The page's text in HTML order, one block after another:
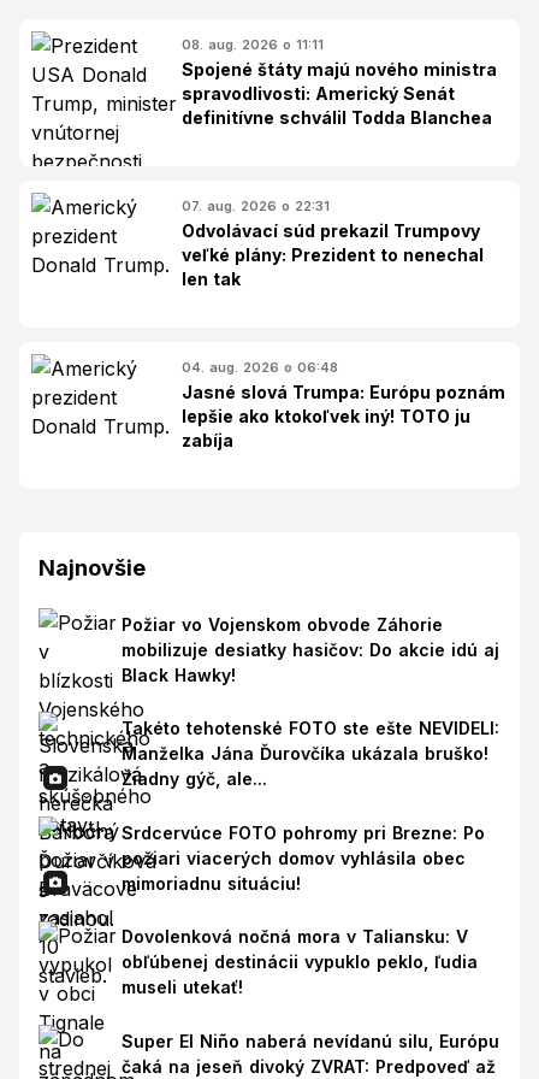
08. aug. 2026 o 11:11
Spojené štáty majú nového ministra
spravodlivosti: Americký Senát
definitívne schválil Todda Blanchea
07. aug. 2026 o 22:31
Odvolávací súd prekazil Trumpovy
veľké plány: Prezident to nenechal
len tak
04. aug. 2026 o 06:48
Jasné slová Trumpa: Európu poznám
lepšie ako ktokoľvek iný! TOTO ju
zabíja
Najnovšie
Požiar vo Vojenskom obvode Záhorie
mobilizuje desiatky hasičov: Do akcie idú aj
Black Hawky!
Takéto tehotenské FOTO ste ešte NEVIDELI:
Manželka Jána Ďurovčíka ukázala bruško!
Žiadny gýč, ale...
Srdcervúce FOTO pohromy pri Brezne: Po
požiari viacerých domov vyhlásila obec
mimoriadnu situáciu!
Dovolenková nočná mora v Taliansku: V
obľúbenej destinácii vypuklo peklo, ľudia
museli utekať!
Super El Niño naberá nevídanú silu, Európu
čaká na jeseň divoký ZVRAT: Predpoveď až